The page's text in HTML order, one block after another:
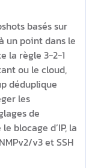
basés sur
un point dans le
la règle 3-2-1
ou le cloud,
déduplique
les
de
blocage d’IP, la
v3 et SSH